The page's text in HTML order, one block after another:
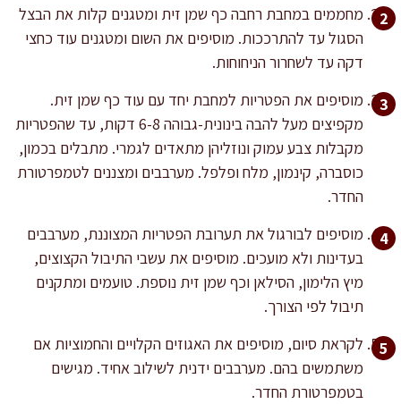
מחממים במחבת רחבה כף שמן זית ומטגנים קלות את הבצל
הסגול עד להתרככות. מוסיפים את השום ומטגנים עוד כחצי
דקה עד לשחרור הניחוחות.
מוסיפים את הפטריות למחבת יחד עם עוד כף שמן זית.
מקפיצים מעל להבה בינונית-גבוהה 6-8 דקות, עד שהפטריות
מקבלות צבע עמוק ונוזליהן מתאדים לגמרי. מתבלים בכמון,
כוסברה, קינמון, מלח ופלפל. מערבבים ומצננים לטמפרטורת
החדר.
מוסיפים לבורגול את תערובת הפטריות המצוננת, מערבבים
בעדינות ולא מועכים. מוסיפים את עשבי התיבול הקצוצים,
מיץ הלימון, הסילאן וכף שמן זית נוספת. טועמים ומתקנים
תיבול לפי הצורך.
לקראת סיום, מוסיפים את האגוזים הקלויים והחמוציות אם
משתמשים בהם. מערבבים ידנית לשילוב אחיד. מגישים
בטמפרטורת החדר.